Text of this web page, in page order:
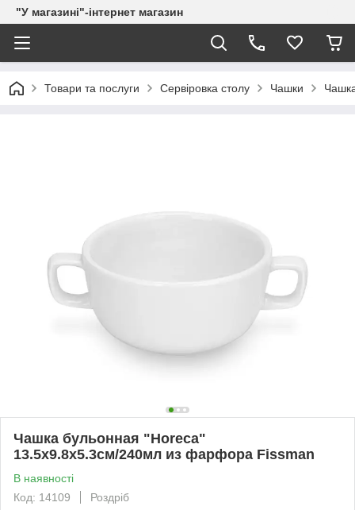
"У магазині"-інтернет магазин
Товари та послуги Сервіровка столу Чашки
Чашка бульонная "Horeca"
13.5х9.8х5.3см/240мл из фарфора Fissman
В наявності
Код: 14109
Роздріб